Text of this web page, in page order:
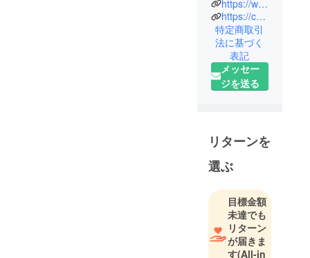
スしていく
サークルで
す。
音声作品や
トーク動画
など、視聴
だけるコン
供したり、
トへの参加
などを通
じ、ユー
ザーのコン
https://www.youtube.com/@lustykisspro
https://coeiroink.com/character/audio-character/dia-m
特定商取引
法に基づく
表記
メッセー
ジを送る
リターンを
選ぶ
目標金額
未達でも
リターン
が届きま
す(All-in